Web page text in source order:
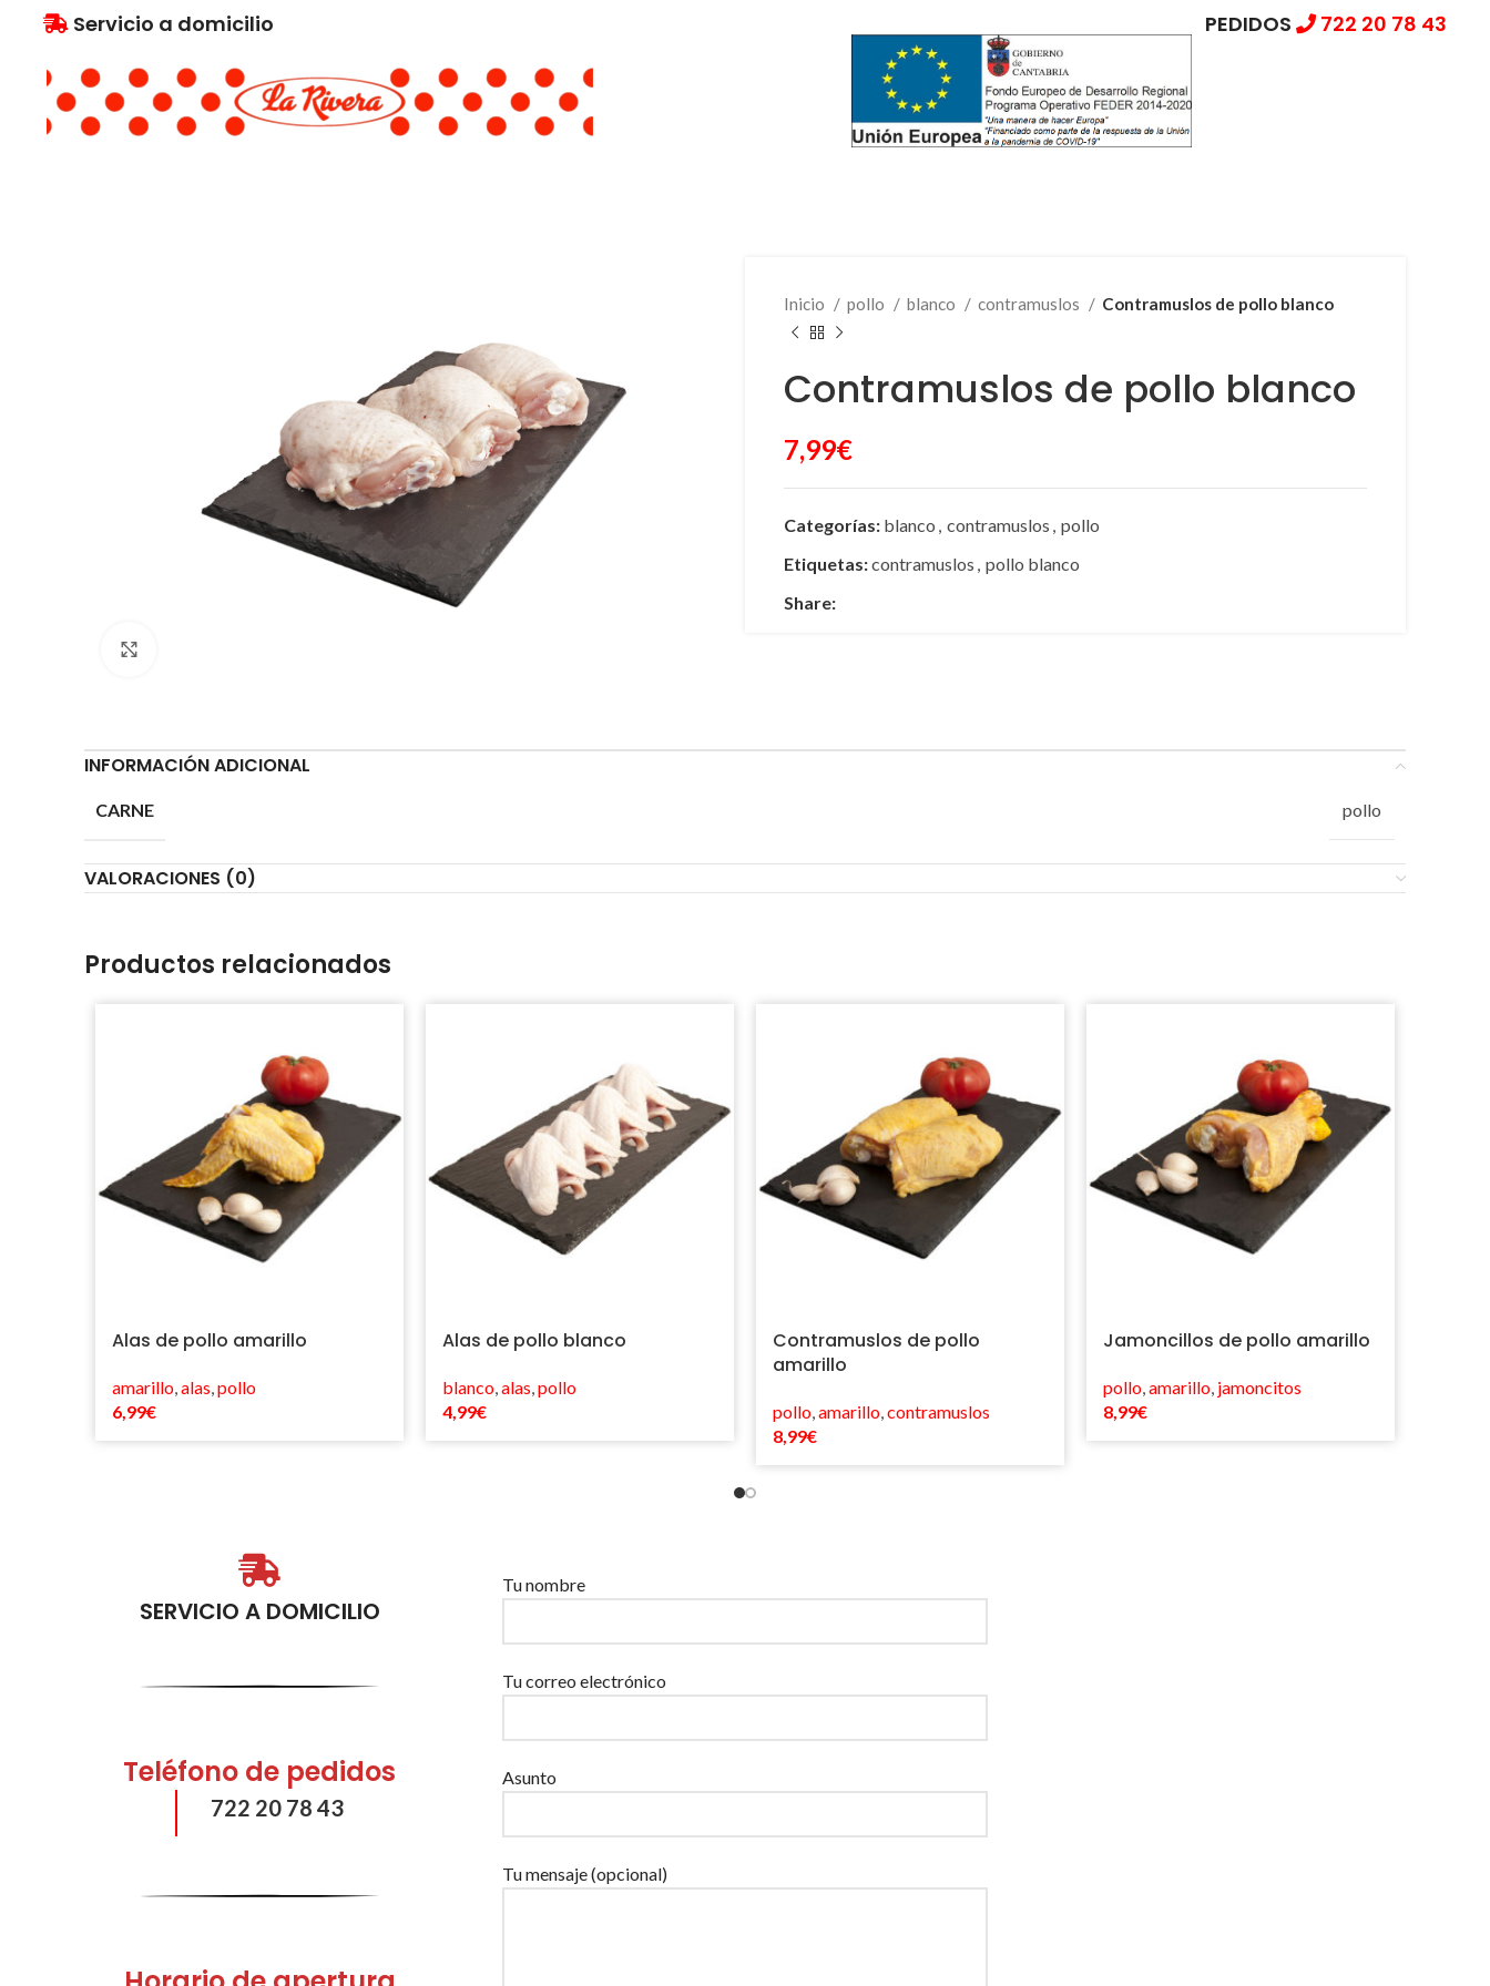
Servicio a domicilio PEDIDOS 722 20 78 43
Inicio pollo blanco contramuslos Contramuslos de pollo blanco
Contramuslos de pollo blanco
7,99€
Categorías: blanco , contramuslos , pollo
Etiquetas:contramuslos , pollo blanco
Share:
INFORMACIÓN ADICIONAL
CARNE pollo
VALORACIONES (0)
Productos relacionados
Alas de pollo amarillo
amarillo,alas,pollo
6,99€
Alas de pollo blanco
blanco,alas,pollo
4,99€
Contramuslos de pollo
amarillo
pollo,amarillo,contramuslos
8,99€
Jamoncillos de pollo amarillo
pollo,amarillo, jamoncitos
8,99€
SERVICIO A DOMICILIO
Teléfono de pedidos
722 20 78 43
Tu nombre
Tu correo electrónico
Asunto
Tu mensaje (opcional)